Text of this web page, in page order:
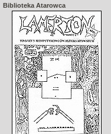
Biblioteka Atarowca